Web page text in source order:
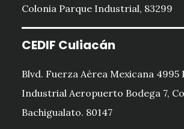
Colonia Parque Industrial, 83299
CEDIF Culiacán
Blvd. Fuerza Aérea Mexicana 4995
Industrial Aeropuerto Bodega 7,
Bachigualato. 80147